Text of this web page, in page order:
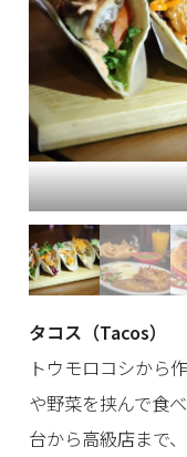
タコス（Tacos）
トウモロコシから
や野菜を挟んで食
台から高級店まで